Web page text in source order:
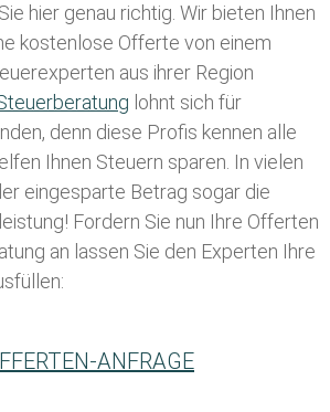
hier genau richtig. Wir bieten Ihnen
kostenlose Offerte von einem
aus ihrer Region
lohnt sich für
denn diese Profis kennen alle
Ihnen Steuern sparen. In vielen
eingesparte Betrag sogar die
Fordern Sie nun Ihre Offerten
an lassen Sie den Experten Ihre
ANFRAGE